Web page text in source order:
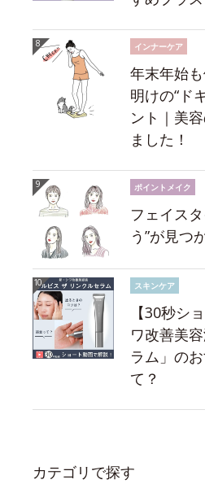
インナーケア
年末年始
明けの“ド
ント｜美
ました！
ポイントメイク
フェイス
う”が見つ
スキンケア
【30秒シ
ワ改善美
ラム」の
て？
カテゴリで探す